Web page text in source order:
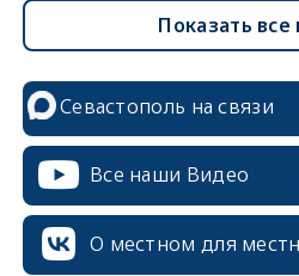
Показать все
Севастополь на связи
Все наши Видео
О местном для